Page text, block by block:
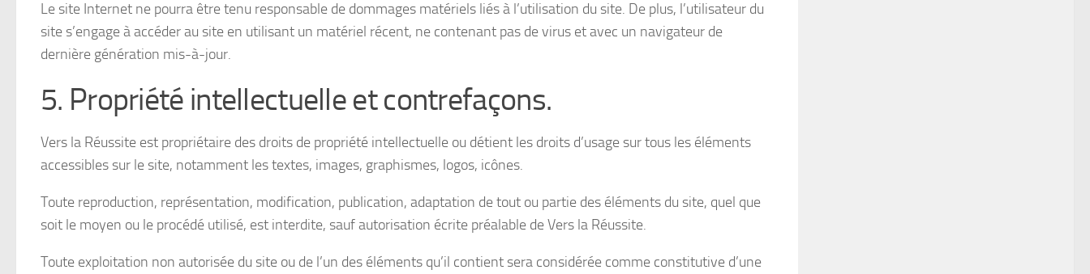
Le site Internet ne pourra être tenu responsable de dommages matériels liés à l’utilisation du site. De plus, l’utilisateur du
site s’engage à accéder au site en utilisant un matériel récent, ne contenant pas de virus et avec un navigateur de
dernière génération mis-à-jour.
5. Propriété intellectuelle et contrefaçons.
Vers la Réussite est propriétaire des droits de propriété intellectuelle ou détient les droits d’usage sur tous les éléments
accessibles sur le site, notamment les textes, images, graphismes, logos, icônes.
Toute reproduction, représentation, modification, publication, adaptation de tout ou partie des éléments du site, quel que
soit le moyen ou le procédé utilisé, est interdite, sauf autorisation écrite préalable de Vers la Réussite.
Toute exploitation non autorisée du site ou de l’un des éléments qu’il contient sera considérée comme constitutive d’une